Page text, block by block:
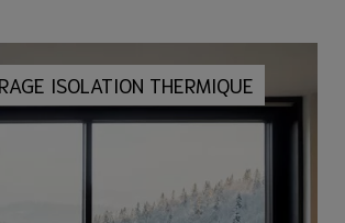
ISOLATION THERMIQUE